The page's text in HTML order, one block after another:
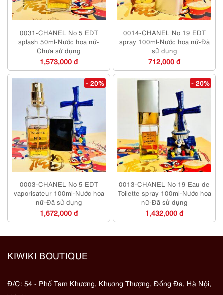
0031-CHANEL No 5 EDT
splash 50ml-Nước hoa nữ-
Chưa sử dụng
1,573,000 đ
0014-CHANEL No 19 EDT
spray 100ml-Nước hoa nữ-Đã
sử dụng
712,000 đ
- 20%
0003-CHANEL No 5 EDT
vaporisateur 100ml-Nước hoa
nữ-Đã sử dụng
1,672,000 đ
- 20%
0013-CHANEL No 19 Eau de
Toilette spray 100ml-Nước hoa
nữ-Đã sử dụng
1,432,000 đ
KIWIKI BOUTIQUE
Đ/C: 54 - Phố Tam Khương, Khương Thượng, Đống Đa, Hà Nội,